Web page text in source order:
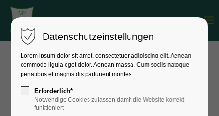
Login
Benutzername
Passwort
Menu
AktuelleNews
Datenschutzeinstellungen
Lorem ipsum dolor sit amet, consectetuer adipiscing elit. Aenean
commodo ligula eget dolor. Aenean massa. Cum sociis natoque
penatibus et magnis dis parturient montes.
Erforderlich*
Notwendige Cookies zulassen damit die Website korrekt
funktioniert